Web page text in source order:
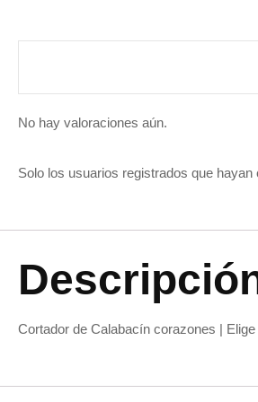
de
No hay valoraciones aún.
Solo los usuarios registrados que
Cortador de Calabacín corazones |